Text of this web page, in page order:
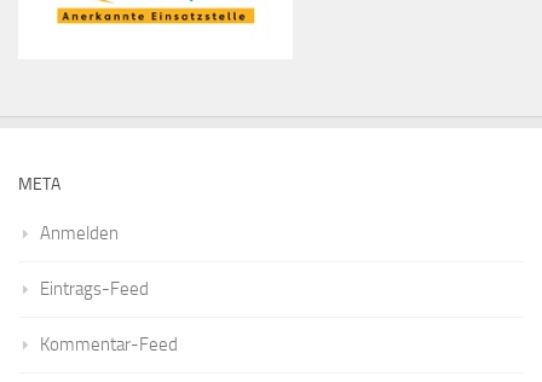
META
Anmelden
Eintrags-Feed
Kommentar-Feed